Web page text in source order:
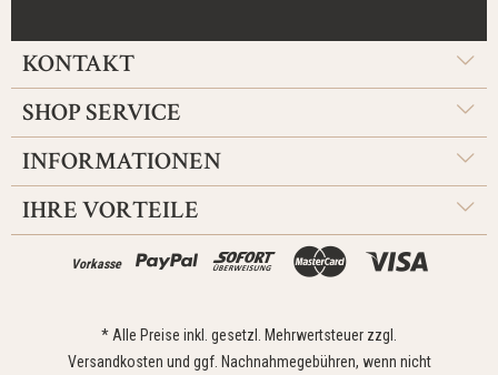
KONTAKT
SHOP SERVICE
INFORMATIONEN
IHRE VORTEILE
Vorkasse
* Alle Preise inkl. gesetzl. Mehrwertsteuer zzgl.
Versandkosten und ggf. Nachnahmegebühren, wenn nicht